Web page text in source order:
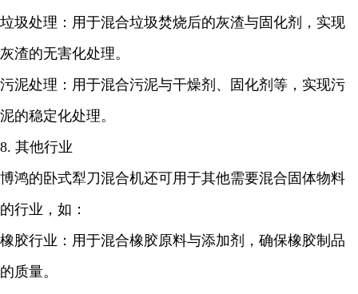
垃圾处理：用于混合垃圾焚烧后的灰渣与固化剂，实现
灰渣的无害化处理。
污泥处理：用于混合污泥与干燥剂、固化剂等，实现污
泥的稳定化处理。
8. 其他行业
博鸿的卧式犁刀混合机还可用于其他需要混合固体物料
的行业，如：
橡胶行业：用于混合橡胶原料与添加剂，确保橡胶制品
的质量。